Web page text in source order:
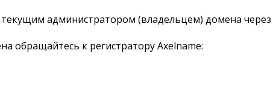
текущим администратором (владельцем) домена через
обращайтесь к регистратору Axelname: